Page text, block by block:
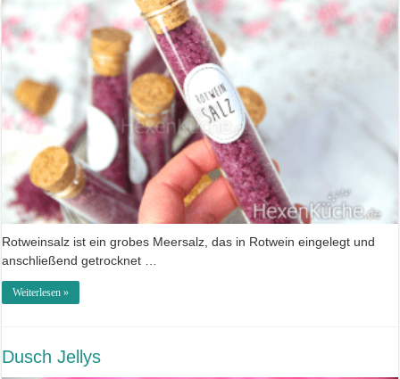
Rotweinsalz ist ein grobes Meersalz, das in Rotwein eingelegt und
anschließend getrocknet …
Weiterlesen »
Dusch Jellys